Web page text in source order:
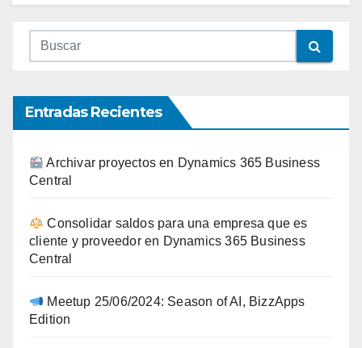
Entradas Recientes
Archivar proyectos en Dynamics 365 Business
Central
Consolidar saldos para una empresa que es
cliente y proveedor en Dynamics 365 Business
Central
Meetup 25/06/2024: Season of AI, BizzApps
Edition